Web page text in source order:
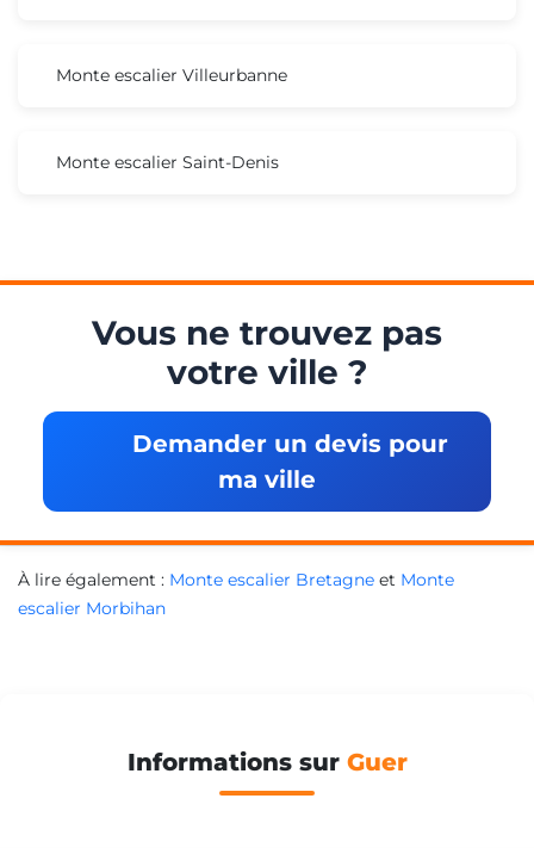
Monte escalier Villeurbanne
Monte escalier Saint-Denis
Vous ne trouvez pas
votre ville ?
Demander un devis pour
ma ville
À lire également : Monte escalier Bretagne et Monte
escalier Morbihan
Informations sur Guer